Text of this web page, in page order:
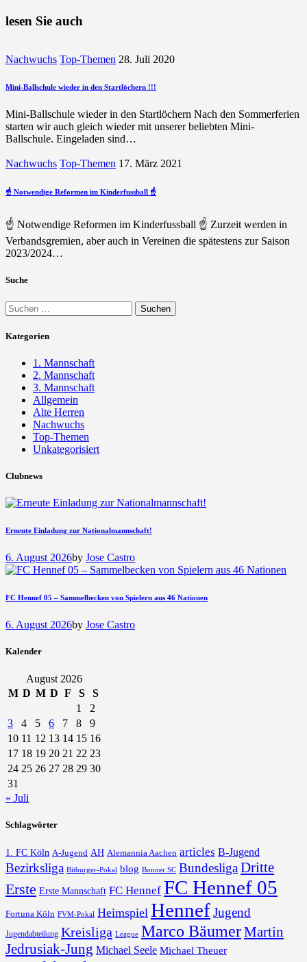
lesen Sie auch
Nachwuchs Top-Themen 28. Juli 2020
Mini-Ballschule wieder in den Startlöchern !!!
Mini-Ballschule wieder in den Startlöchern Nach den Sommerferien
starten wir auch gleich wieder mit unserer beliebten Mini-
Ballschule. Eingeladen sind…
Nachwuchs Top-Themen 17. März 2021
☝️ Notwendige Reformen im Kinderfussball ☝️
☝️ Notwendige Reformen im Kinderfussball ☝️ Zurzeit werden in
Verbandsgremien, aber auch in Vereinen die spätestens zur Saison
2023/2024…
Suche
Suchen
nach:
Kategorien
1. Mannschaft
2. Mannschaft
3. Mannschaft
Allgemein
Alte Herren
Nachwuchs
Top-Themen
Unkategorisiert
Clubnews
Erneute Einladung zur Nationalmannschaft!
6. August 2026by Jose Castro
FC Hennef 05 – Sammelbecken von Spielern aus 46 Nationen
6. August 2026by Jose Castro
Kalender
August 2026
M D M D F S
S
1
2
3
4 5 6 7 8
9
10 11 12 13 14 15 16
17 18 19 20 21 22 23
24 25 26 27 28 29 30
31
« Juli
Schlagwörter
1. FC Köln A-Jugend AH Alemannia Aachen articles B-Jugend
Bezirksliga Bitburger-Pokal blog Bonner SC Bundesliga Dritte
Erste Erste Mannschaft FC Hennef FC Hennef 05
Fortuna Köln FVM-Pokal Heimspiel HennefJugend
Jugendabteilung Kreisliga League Marco BäumerMartin
Jedrusiak-Jung Michael Seele Michael Theuer